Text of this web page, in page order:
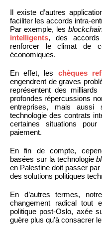
Il existe d’autres
faciliter les accords intra-
Par exemple, les
intelligents, des accords
renforcer le climat de
économiques.
En effet, les chèques
engendrent de graves
représentent des
profondes répercussions
entreprises, mais
technologie des contrats
certaines situations
paiement.
En fin de compte,
basées sur la technologie
en Palestine doit passer
des solutions politiques
En d’autres termes,
changement radical tout
politique post-Oslo, axée
guère plus qu’à consacrer le